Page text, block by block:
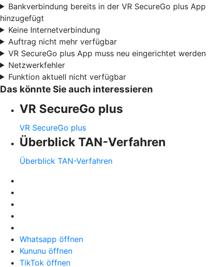
Bankverbindung bereits in der VR SecureGo plus App
hinzugefügt
Keine Internetverbindung
Auftrag nicht mehr verfügbar
VR SecureGo plus App muss neu eingerichtet werden
Netzwerkfehler
Funktion aktuell nicht verfügbar
Das könnte Sie auch interessieren
VR SecureGo plus
VR SecureGo plus
Überblick TAN-Verfahren
Überblick TAN-Verfahren
Whatsapp öffnen
Kununu öffnen
TikTok öffnen